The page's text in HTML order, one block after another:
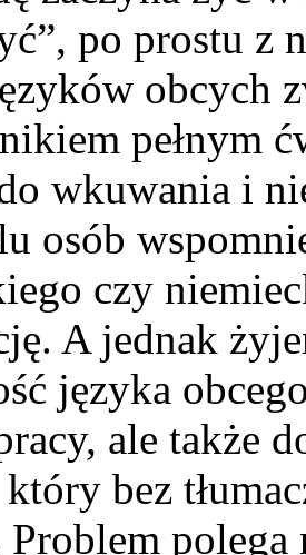
po prostu z
obcych
pełnym
wkuwania i
osób
czy
A jednak
języka
ale także
bez